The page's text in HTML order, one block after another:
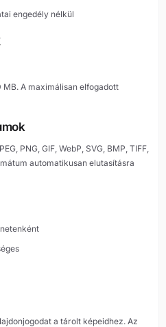
engedély nélkül
A maximálisan elfogadott
PNG, GIF, WebP, SVG, BMP, TIFF,
automatikusan elutasításra
a tárolt képeidhez. Az